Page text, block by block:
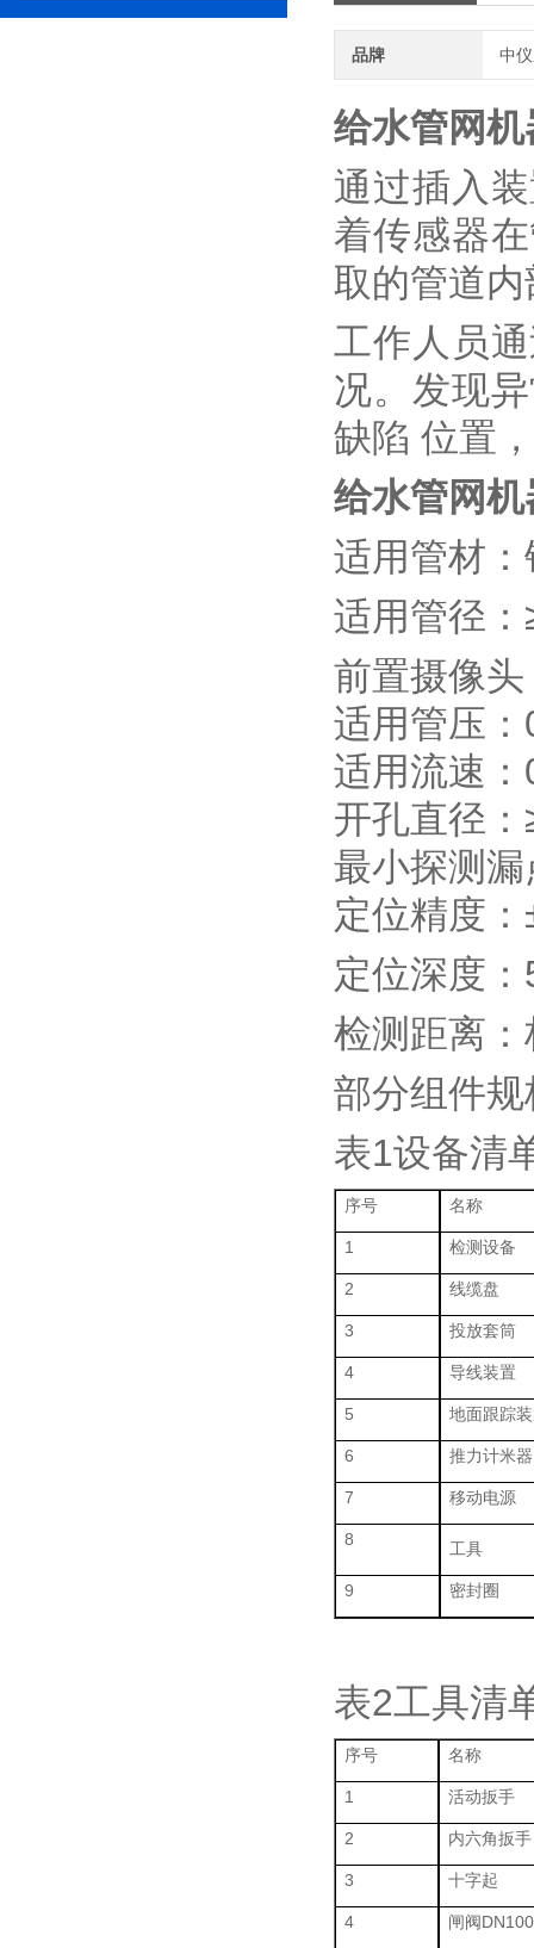
品牌 中
给水管网机
通过插入
着传感器
取的管道
工作人员
况。发现
缺陷 位置
给水管网机
适用管材
适用管径
前置摄像
适用管压
适用流速
开孔直径
最小探测
定位精度
定位深度
检测距离
部分组件规
表1设备清
序号 名称
1 检测设备
2 线缆盘
3 投放套筒
4 导线装置
5 地面跟踪
6 推力计米器
7 移动电源
8 工具
9 密封圈
表2工具清
序号 名称
1 活动扳手
2 内六角扳手
3 十字起
4 闸阀DN100